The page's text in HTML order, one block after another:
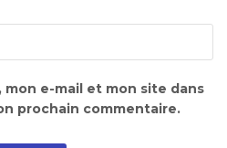
mon e-mail et mon site dans
prochain commentaire.